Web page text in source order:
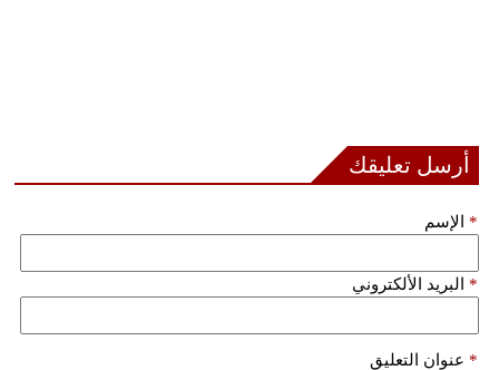
أرسل تعليقك
الإسم *
البريد الألكتروني *
عنوان التعليق *